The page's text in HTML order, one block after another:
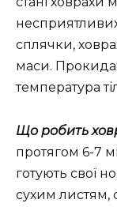
сплячки,
маси.
температура
Що робить
протягом 6-7
готують свої
сухим листям,